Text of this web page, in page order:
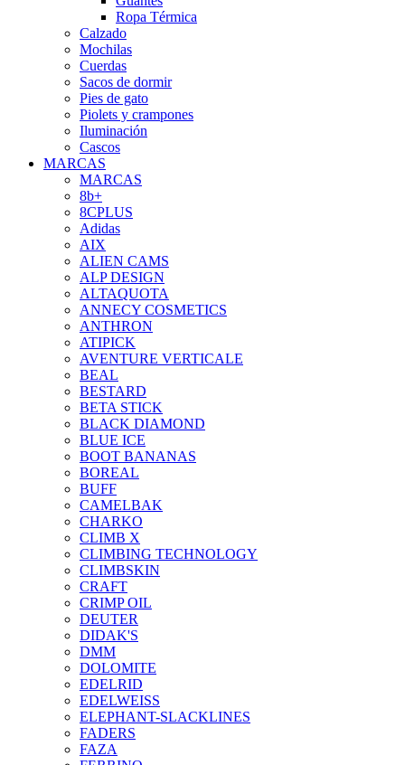
Ropa Térmica
Calzado
Mochilas
Cuerdas
Sacos de dormir
Pies de gato
Piolets y crampones
Iluminación
Cascos
MARCAS
MARCAS
8b+
8CPLUS
Adidas
AIX
ALIEN CAMS
ALP DESIGN
ALTAQUOTA
ANNECY COSMETICS
ANTHRON
ATIPICK
AVENTURE VERTICALE
BEAL
BESTARD
BETA STICK
BLACK DIAMOND
BLUE ICE
BOOT BANANAS
BOREAL
BUFF
CAMELBAK
CHARKO
CLIMB X
CLIMBING TECHNOLOGY
CLIMBSKIN
CRAFT
CRIMP OIL
DEUTER
DIDAK'S
DMM
DOLOMITE
EDELRID
EDELWEISS
ELEPHANT-SLACKLINES
FADERS
FAZA